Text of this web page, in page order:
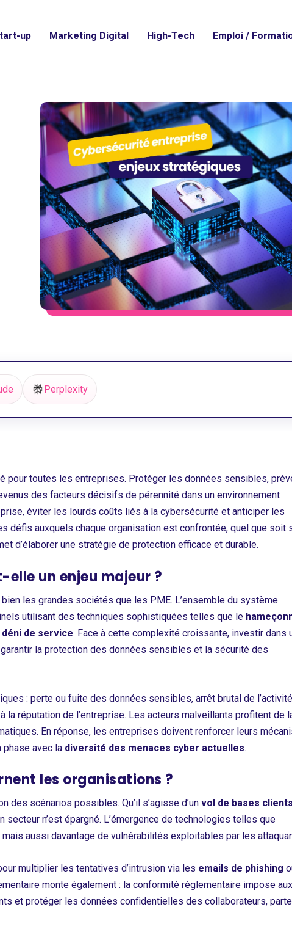
up Marketing Digital High-Tech Emploi /
Perplexity
pour toutes les entreprises. Protéger les données sensibles,
des facteurs décisifs de pérennité dans un environnement
éviter les lourds coûts liés à la cybersécurité et anticiper les
défis auxquels chaque organisation est confrontée, quel que soit
d’élaborer une stratégie de protection efficace et durable.
un enjeu majeur ?
les grandes sociétés que les PME. L’ensemble du système
utilisant des techniques sophistiquées telles que le
de service. Face à cette complexité croissante, investir dans
la protection des données sensibles et la sécurité des
: perte ou fuite des données sensibles, arrêt brutal de
réputation de l’entreprise. Les acteurs malveillants profitent de
En réponse, les entreprises doivent renforcer leurs
avec la diversité des menaces cyber actuelles.
les organisations ?
des scénarios possibles. Qu’il s’agisse d’un vol de bases
secteur n’est épargné. L’émergence de technologies telles que
aussi davantage de vulnérabilités exploitables par les
multiplier les tentatives d’intrusion via les emails de phishing
monte également : la conformité réglementaire impose aux
et protéger les données confidentielles des collaborateurs,